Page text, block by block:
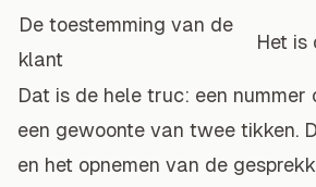
De toestemming van de
klant
Het is
Dat is de hele truc: een nummer
een gewoonte van twee tikken.
en het opnemen van de